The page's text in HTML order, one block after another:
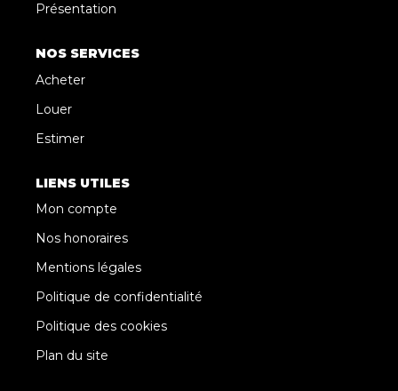
Présentation
NOS SERVICES
Acheter
Louer
Estimer
LIENS UTILES
Mon compte
Nos honoraires
Mentions légales
Politique de confidentialité
Politique des cookies
Plan du site